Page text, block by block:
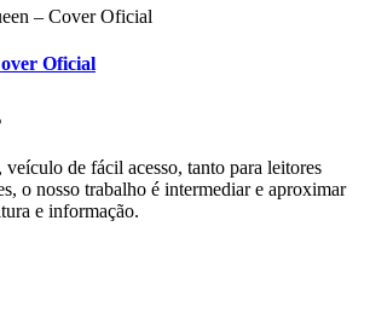
Oficial
de fácil acesso, tanto para leitores
o nosso trabalho é intermediar e aproximar
e informação.